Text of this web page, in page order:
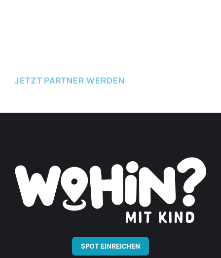
JETZT PARTNER WERDEN
SPOT EINREICHEN